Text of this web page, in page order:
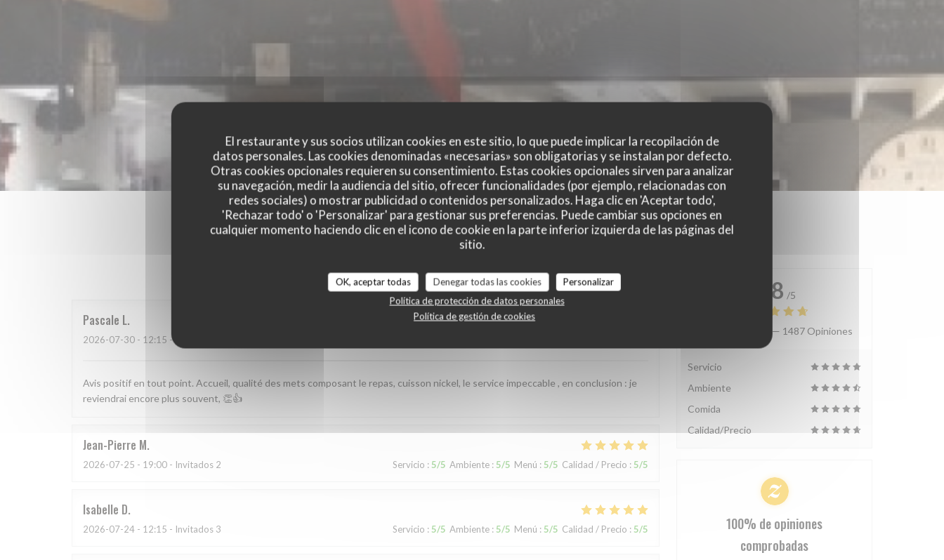
El restaurante y sus socios utilizan cookies en este sitio, lo que puede implicar la recopilación de
datos personales. Las cookies denominadas «necesarias» son obligatorias y se instalan por defecto.
Otras cookies opcionales requieren su consentimiento. Estas cookies opcionales sirven para analizar
su navegación, medir la audiencia del sitio, ofrecer funcionalidades (por ejemplo, relacionadas con
redes sociales) o mostrar publicidad o contenidos personalizados. Haga clic en 'Aceptar todo',
'Rechazar todo' o 'Personalizar' para gestionar sus preferencias. Puede cambiar sus opciones en
cualquier momento haciendo clic en el icono de cookie en la parte inferior izquierda de las páginas del
sitio.
OK, aceptar todas Denegar todas las cookies
Personalizar
Política de protección de datos personales
Política de gestión de cookies
Las opiniones de nuestros clientes
Pascale L
2026-07-30 - 12:15 - Invitados 4
Avis positif en tout point. Accueil, qualité des mets composant le repas, cuisson nickel, le service impeccable , en conclusion : je
reviendrai encore plus souvent, 👏👍
Jean-Pierre M
2026-07-25 - 19:00 - Invitados 2 Servicio : 5/5 Ambiente : 5/5 Menú : 5/5 Calidad / Precio : 5/5
Isabelle D
2026-07-24 - 12:15 - Invitados 3 Servicio : 5/5 Ambiente : 5/5 Menú : 5/5 Calidad / Precio : 5/5
4.8 /5
Valoración media — 1487 Opiniones
Servicio
Ambiente
Comida
Calidad/Precio
100% de opiniones
comprobadas